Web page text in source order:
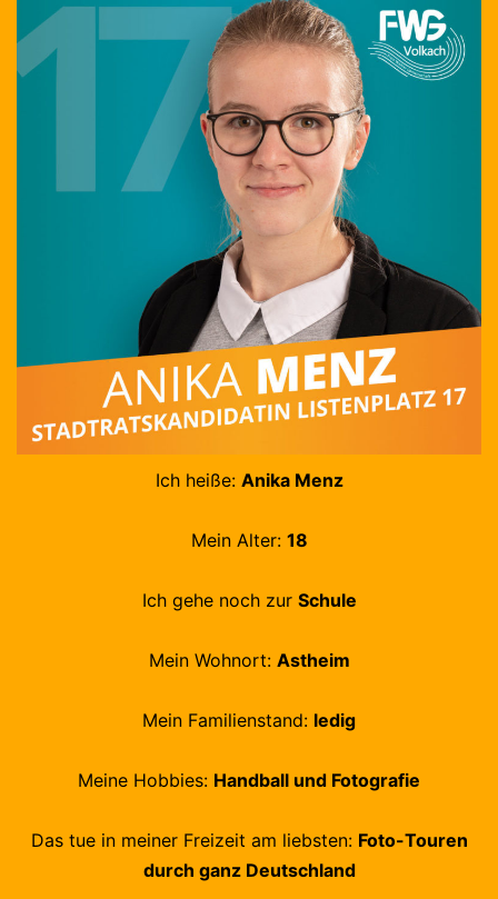
Ich heiße: Anika Menz
Mein Alter: 18
Ich gehe noch zur Schule
Mein Wohnort: Astheim
Mein Familienstand: ledig
Meine Hobbies: Handball und Fotografie
Das tue in meiner Freizeit am liebsten: Foto-Touren
durch ganz Deutschland